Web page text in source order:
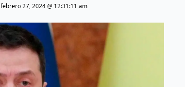
febrero 27, 2024 @ 12:31:11 am